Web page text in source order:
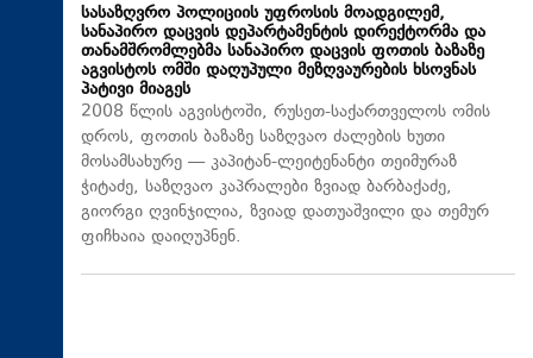
სასაზღვრო პოლიციის უფროსის მოადგილემ,
სანაპირო დაცვის დეპარტამენტის დირექტორმა და
თანამშრომლებმა სანაპირო დაცვის ფოთის ბაზაზე
აგვისტოს ომში დაღუპული მეზღვაურების ხსოვნას
პატივი მიაგეს
2008 წლის აგვისტოში, რუსეთ-საქართველოს ომის
დროს, ფოთის ბაზაზე საზღვაო ძალების ხუთი
მოსამსახურე — კაპიტან-ლეიტენანტი თეიმურაზ
ჭიტაძე, საზღვაო კაპრალები ზვიად ბარბაქაძე,
გიორგი ღვინჯილია, ზვიად დათუაშვილი და თემურ
ფიჩხაია დაიღუპნენ.